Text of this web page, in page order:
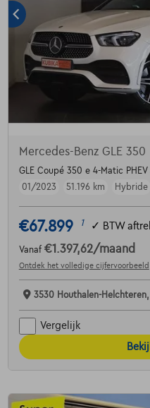
Mercedes-Benz GLE 350
GLE Coupé 350 e 4-Matic
01/2023
51.196 km Hybride
€67.899 1 ✓ BTW
Vanaf €1.397,62/maand
Ontdek het volledige cijfervoorbeeld
3530 Houthalen-Helchteren,
Vergelijk